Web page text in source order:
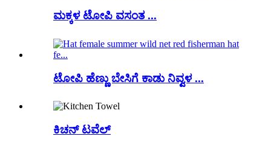
ಮಕ್ಕಳ ಟೋಪಿ ವಸಂತ ...
ಟೋಪಿ ಹೆಣ್ಣು ಬೇಸಿಗೆ ಕಾಡು ನಿವ್ವಳ ...
ಕಿಚನ್ ಟವೆಲ್